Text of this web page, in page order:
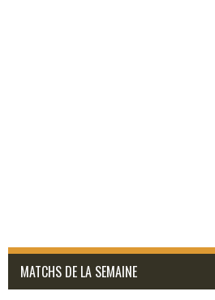
MATCHS DE LA SEMAINE